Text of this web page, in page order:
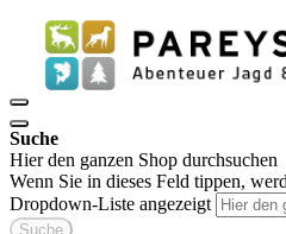
Suche
Hier den ganzen Shop durchsuchen
Wenn Sie in dieses Feld tippen,
Dropdown-Liste angezeigt
Suche